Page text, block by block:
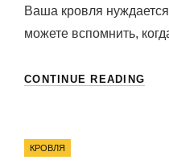
Ваша кровля
можете вспомнить,
CONTINUE READING
Categories
КРОВЛЯ